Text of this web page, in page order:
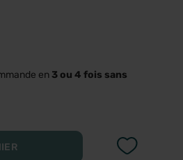
en 3 ou 4 fois sans